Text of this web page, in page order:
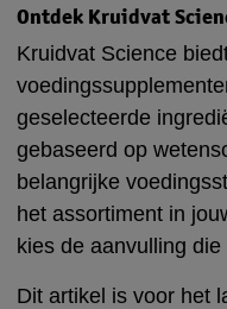
Ontdek Kruidvat
Kruidvat Science
geselecteerde
gebaseerd op
belangrijke
het assortiment in
kies de aanvulling
Dit artikel is voor het